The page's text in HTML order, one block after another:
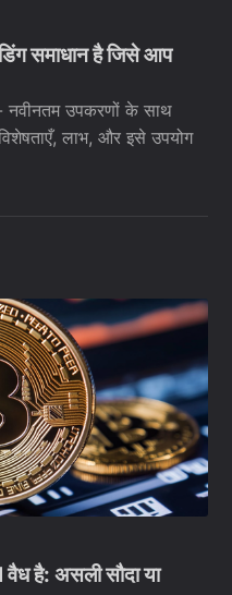
समाधान है जिसे आप
उपकरणों के साथ
लाभ, और इसे उपयोग
है: असली सौदा या